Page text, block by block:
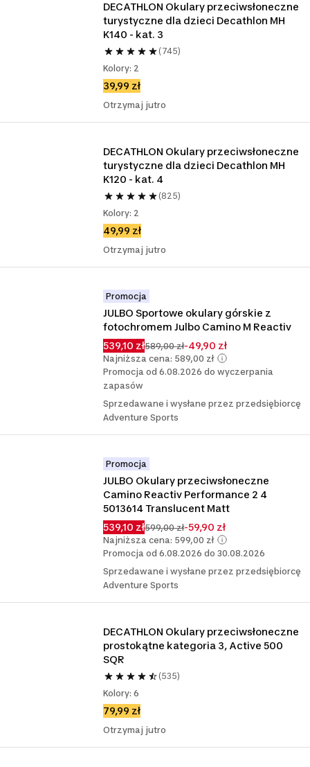
DECATHLON Okulary przeciwsłoneczne
turystyczne dla dzieci Decathlon MH
K140 - kat. 3
(745)
Kolory: 2
39,99 zł
Otrzymaj jutro
DECATHLON Okulary przeciwsłoneczne
turystyczne dla dzieci Decathlon MH
K120 - kat. 4
(825)
Kolory: 2
49,99 zł
Otrzymaj jutro
Promocja
JULBO Sportowe okulary górskie z
fotochromem Julbo Camino M Reactiv
539,10 zł589,00 zł-49,90 zł
Najniższa cena: 589,00 zł
Promocja od 6.08.2026 do wyczerpania
zapasów
Sprzedawane i wysłane przez przedsiębiorcę
Adventure Sports
Promocja
JULBO Okulary przeciwsłoneczne
Camino Reactiv Performance 2 4
5013614 Translucent Matt
539,10 zł599,00 zł-59,90 zł
Najniższa cena: 599,00 zł
Promocja od 6.08.2026 do 30.08.2026
Sprzedawane i wysłane przez przedsiębiorcę
Adventure Sports
DECATHLON Okulary przeciwsłoneczne
prostokątne kategoria 3, Active 500
SQR
(535)
Kolory: 6
79,99 zł
Otrzymaj jutro